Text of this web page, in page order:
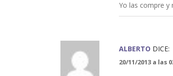
Yo las compre y
ALBERTO DICE:
20/11/2013 a las